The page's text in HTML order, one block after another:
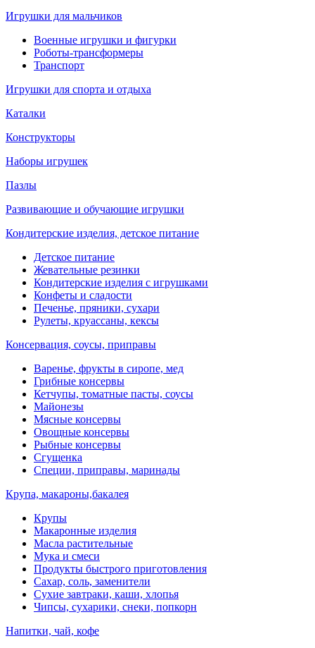
Игрушки для мальчиков
Военные игрушки и фигурки
Роботы-трансформеры
Транспорт
Игрушки для спорта и отдыха
Каталки
Конструкторы
Наборы игрушек
Пазлы
Развивающие и обучающие игрушки
Кондитерские изделия, детское питание
Детское питание
Жевательные резинки
Кондитерские изделия с игрушками
Конфеты и сладости
Печенье, пряники, сухари
Рулеты, круассаны, кексы
Консервация, соусы, приправы
Варенье, фрукты в сиропе, мед
Грибные консервы
Кетчупы, томатные пасты, соусы
Майонезы
Мясные консервы
Овощные консервы
Рыбные консервы
Сгущенка
Специи, приправы, маринады
Крупа, макароны,бакалея
Крупы
Макаронные изделия
Масла растительные
Мука и смеси
Продукты быстрого приготовления
Сахар, соль, заменители
Сухие завтраки, каши, хлопья
Чипсы, сухарики, снеки, попкорн
Напитки, чай, кофе